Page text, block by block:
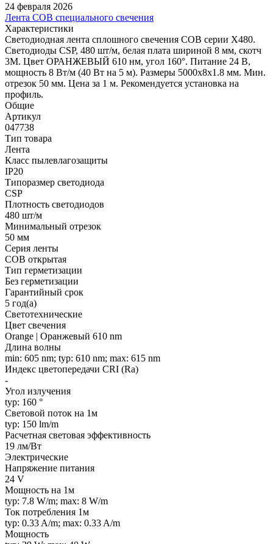
24 февраля 2026
Лента COB специального свечения
Характеристики
Светодиодная лента сплошного свечения COB серии X480.
Светодиоды CSP, 480 шт/м, белая плата шириной 8 мм, скотч
3M. Цвет ОРАНЖЕВЫЙ 610 нм, угол 160°. Питание 24 В,
мощность 8 Вт/м (40 Вт на 5 м). Размеры 5000х8х1.8 мм. Мин.
отрезок 50 мм. Цена за 1 м. Рекомендуется установка на
профиль.
Общие
Артикул
047738
Тип товара
Лента
Класс пылевлагозащиты
IP20
Типоразмер светодиода
CSP
Плотность светодиодов
480 шт/м
Минимальный отрезок
50 мм
Серия ленты
COB открытая
Тип герметизации
Без герметизации
Гарантийный срок
5 год(а)
Светотехнические
Цвет свечения
Orange | Оранжевый 610 nm
Длина волны
min: 605 nm; typ: 610 nm; max: 615 nm
Индекс цветопередачи CRI (Ra)
-
Угол излучения
typ: 160 °
Световой поток на 1м
typ: 150 lm/m
Расчетная световая эффективность
19 лм/Вт
Электрические
Напряжение питания
24 V
Мощность на 1м
typ: 7.8 W/m; max: 8 W/m
Ток потребления 1м
typ: 0.33 A/m; max: 0.33 A/m
Мощность